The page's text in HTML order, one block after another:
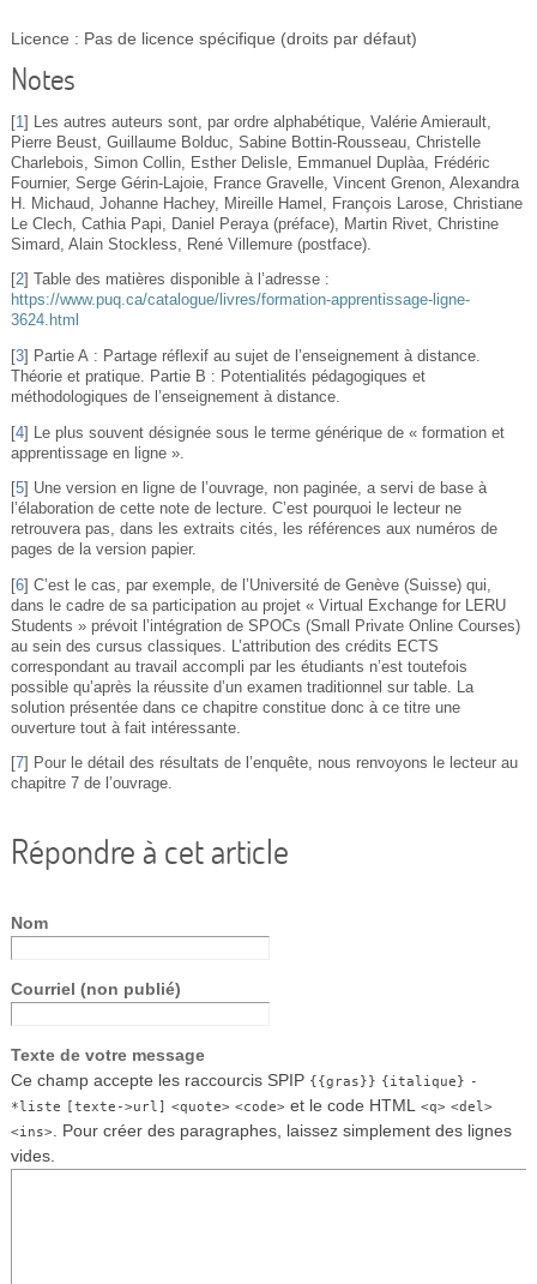
Licence : Pas de licence spécifique (droits par défaut)
Notes
[1 ]
Les autres auteurs sont, par ordre alphabétique, Valérie Amierault,
Pierre Beust, Guillaume Bolduc, Sabine Bottin-Rousseau, Christelle
Charlebois, Simon Collin, Esther Delisle, Emmanuel Duplàa, Frédéric
Fournier, Serge Gérin-Lajoie, France Gravelle, Vincent Grenon, Alexandra
H. Michaud, Johanne Hachey, Mireille Hamel, François Larose, Christiane
Le Clech, Cathia Papi, Daniel Peraya (préface), Martin Rivet, Christine
Simard, Alain Stockless, René Villemure (postface).
2]
Table des matières disponible à l’adresse :
https://www.puq.ca/catalogue/livres/formation-apprentissage-ligne-
3624.html
3]
Partie A : Partage réflexif au sujet de l’enseignement à distance.
Théorie et pratique. Partie B : Potentialités pédagogiques et
méthodologiques de l’enseignement à distance.
[4]
Le plus souvent désignée sous le terme générique de « formation et
apprentissage en ligne ».
5] Une version en ligne de l’ouvrage, non paginée, a servi de base à
l’élaboration de cette note de lecture. C’est pourquoi le lecteur ne
retrouvera pas, dans les extraits cités, les références aux numéros de
pages de la version papier.
[6] C’est le cas, par exemple, de l’Université de Genève (Suisse) qui,
dans le cadre de sa participation au projet « Virtual Exchange for LERU
Students » prévoit l’intégration de SPOCs (Small Private Online Courses)
au sein des cursus classiques. L’attribution des crédits ECTS
correspondant au travail accompli par les étudiants n’est toutefois
possible qu’après la réussite d’un examen traditionnel sur table. La
solution présentée dans ce chapitre constitue donc à ce titre une
ouverture tout à fait intéressante.
7]
Pour le détail des résultats de l’enquête, nous renvoyons le lecteur au
chapitre 7 de l’ouvrage.
Répondre à cet article
Nom
Courriel (non publié)
Texte de votre message
Ce champ accepte les raccourcis SPIP {{gras}} {italique} -
*liste [texte->url] <quote> <code>et le code HTML <q> <del>
<ins>. Pour créer des paragraphes, laissez simplement des lignes
vides.